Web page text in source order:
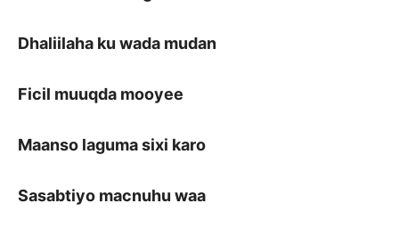
Dhaliilaha ku wada mudan
Ficil muuqda mooyee
Maanso laguma sixi karo
Sasabtiyo macnuhu waa